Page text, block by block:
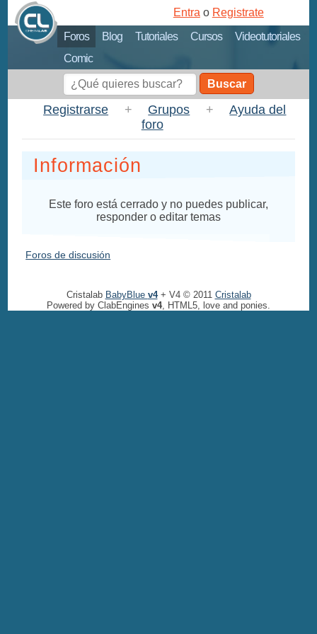
Foros Blog Tutoriales Cursos
Videotutoriales
Comic
Entra o Registrate
Buscar
Registrarse + Grupos +
Ayuda del
foro
Información
Este foro está cerrado y no puedes publicar,
responder o editar temas
Foros de discusión
Cristalab BabyBlue v4+ V4 © 2011 Cristalab
Powered by ClabEngines v4, HTML5, love and ponies.